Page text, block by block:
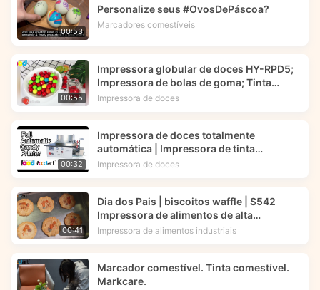
00:53
Personalize seus #OvosDePáscoa?
Marcadores comestíveis
00:55
Impressora globular de doces HY-RPD5;
Impressora de bolas de goma; Tinta
comestível -- Foodart®
Impressora de doces
00:32
Impressora de doces totalmente
automática | Impressora de tinta
comestível | Foodart® da Foodprinttech
Impressora de doces
00:41
Dia dos Pais | biscoitos waffle | S542
Impressora de alimentos de alta
velocidade | Tecnologia de impressão
Impressora de alimentos industriais
Marcador comestível. Tinta comestível.
Markcare.